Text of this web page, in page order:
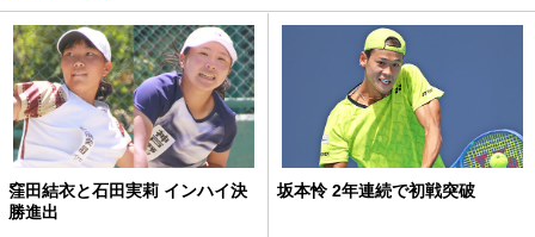
窪田結衣と石田実莉 インハイ決
勝進出
坂本怜 2年連続で初戦突破